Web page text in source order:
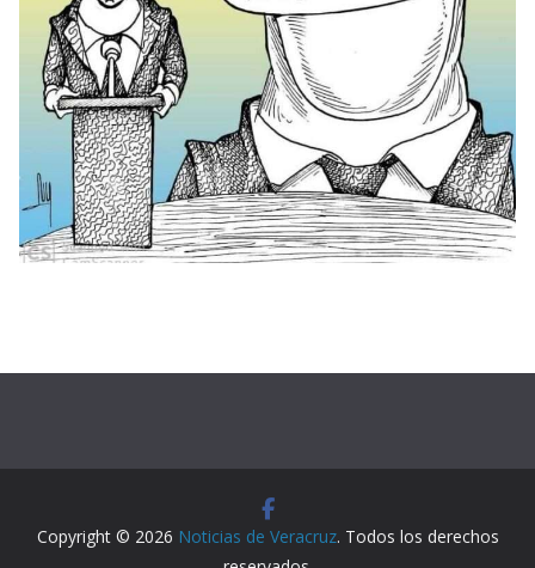
Copyright © 2026 Noticias de Veracruz. Todos los derechos